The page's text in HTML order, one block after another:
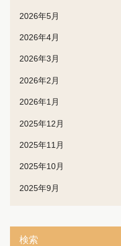
2026年5月
2026年4月
2026年3月
2026年2月
2026年1月
2025年12月
2025年11月
2025年10月
2025年9月
検索